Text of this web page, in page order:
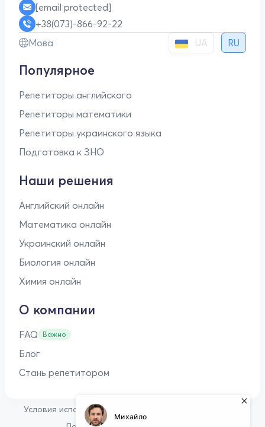
[email protected]
+38(073)-866-92-22
Мова
UA RU
Популярное
Репетиторы английского
Репетиторы математики
Репетиторы украинского языка
Подготовка к ЗНО
Наши решения
Английский онлайн
Математика онлайн
Украинский онлайн
Биология онлайн
Химия онлайн
О компании
FAQ Важно
Блог
Стань репетитором
Условия использования